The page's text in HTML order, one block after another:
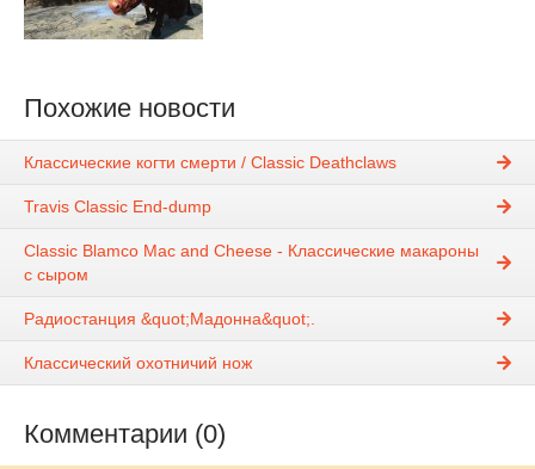
Похожие новости
Классические когти смерти / Classic Deathclaws
Travis Classic End-dump
Classic Blamco Mac and Cheese - Классические макароны
с сыром
Радиостанция &quot;Мадонна&quot;.
Классический охотничий нож
Комментарии (0)